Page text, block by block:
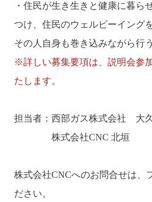
・住民が生き生きと健康に暮ら
つけ、住民のウェルビーイング
その人自身も巻き込みながら行う
※詳しい募集要項は、説明会参
たします。
担当者：西部ガス株式会社 大
株式会社CNC 北垣
株式会社CNCへのお問合せは、
ださい。